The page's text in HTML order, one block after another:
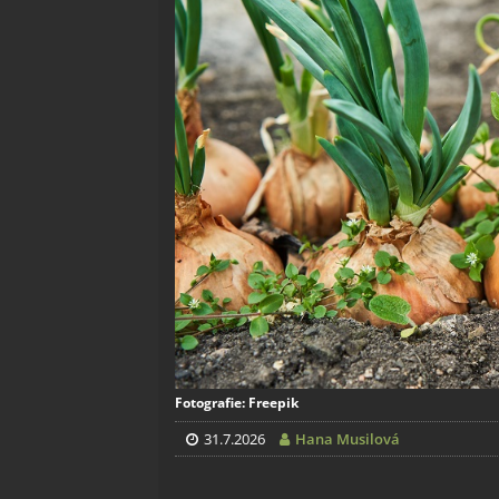
Fotografie: Freepik
31.7.2026 Hana Musilová